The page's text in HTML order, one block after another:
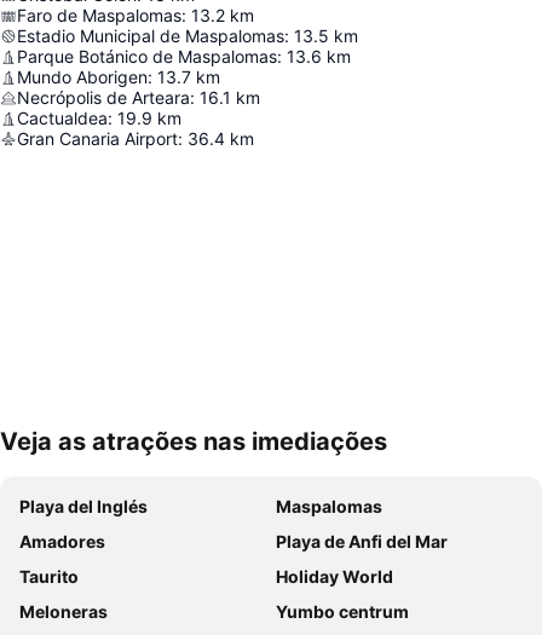
Faro de Maspalomas: 13.2 km
Estadio Municipal de Maspalomas: 13.5 km
Parque Botánico de Maspalomas: 13.6 km
Mundo Aborigen: 13.7 km
Necrópolis de Arteara: 16.1 km
Cactualdea: 19.9 km
Gran Canaria Airport: 36.4 km
Ampliar mapa
Veja as atrações nas imediações
Playa del Inglés
Maspalomas
Amadores
Playa de Anfi del Mar
Taurito
Holiday World
Meloneras
Yumbo centrum